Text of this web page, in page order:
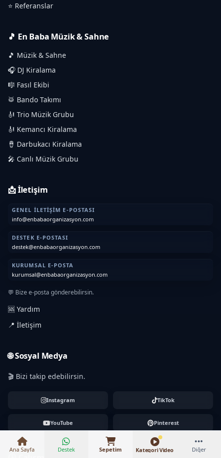
⭐ Referanslar
🎵 En Baba Müzik & Sahne
🎵 Müzik & Sahne
🎧 DJ Kiralama
🎼 Fasıl Ekibi
🥁 Bando Takımı
🎻 Trio Müzik Grubu
🎻 Kemancı Kiralama
🪘 Darbukacı Kiralama
🎤 Canlı Müzik Grubu
📩 İletişim
GENEL İLETIŞIM E-POSTASI
info@enbabaorganizasyon.com
DESTEK E-POSTASI
destek@enbabaorganizasyon.com
KURUMSAL E-POSTA
kurumsal@enbabaorganizasyon.com
💬 Bize e-posta gönderebilirsin.
🆘 Yardım
📍 İletişim
🌐 Sosyal Medya
🎬 Bizi takip edebilirsin.
Instagram TikTok
YouTube Pinterest
Ana Sayfa Destek Sepetim Kategori Video Diğer